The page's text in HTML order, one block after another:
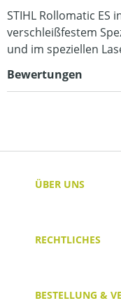
STIHL Rollomatic ES
verschleißfestem
und im speziellen
Bewertungen
ÜBER UNS
RECHTLICHES
BESTELLUNG &